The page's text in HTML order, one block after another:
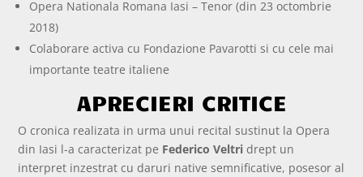
Opera Nationala Romana Iasi – Tenor (din 23 octombrie
2018)
Colaborare activa cu Fondazione Pavarotti si cu cele mai
importante teatre italiene
APRECIERI CRITICE
O cronica realizata in urma unui recital sustinut la Opera
din Iasi l-a caracterizat pe Federico Veltri drept un
interpret inzestrat cu daruri native semnificative, posesor al